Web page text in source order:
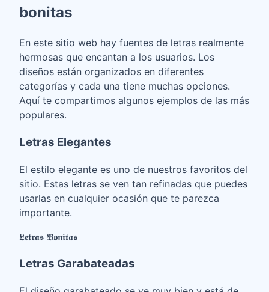
bonitas
En este sitio web hay fuentes de letras realmente
hermosas que encantan a los usuarios. Los
diseños están organizados en diferentes
categorías y cada una tiene muchas opciones.
Aquí te compartimos algunos ejemplos de las más
populares.
Letras Elegantes
El estilo elegante es uno de nuestros favoritos del
sitio. Estas letras se ven tan refinadas que puedes
usarlas en cualquier ocasión que te parezca
importante.
𝕷𝖊𝖙𝖗𝖆𝖘 𝕭𝖔𝖓𝖎𝖙𝖆𝖘
Letras Garabateadas